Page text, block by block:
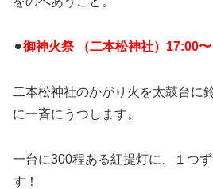
⚫︎御神火祭 （二本松神社）17:00〜
二本松神社のかがり火を太鼓台に
に一斉にうつします。
一台に300程ある紅提灯に、１つ
す！